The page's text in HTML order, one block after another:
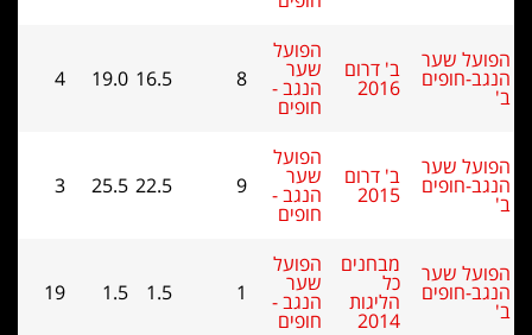
שער
חופים ב' דרום
2016
הפועל
שער
הנגב - 8
19.0
4
שער
חופים ב' דרום
2015
הפועל
שער
הנגב - 9
25.5
3
שער
חופים
מבחנים
כל
הליגות
הפועל
הנגב -
חופים
1
1.5
19